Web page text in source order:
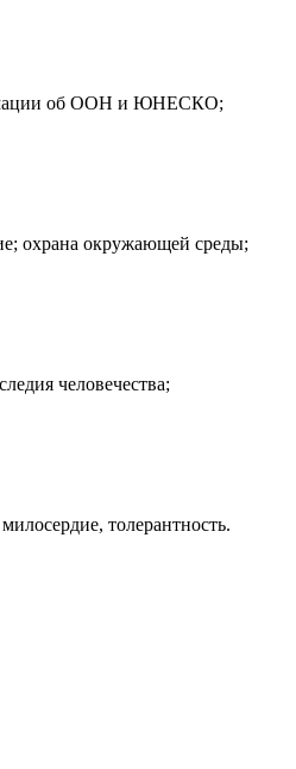
об ООН и ЮНЕСКО;
охрана окружающей среды;
человечества;
толерантность.